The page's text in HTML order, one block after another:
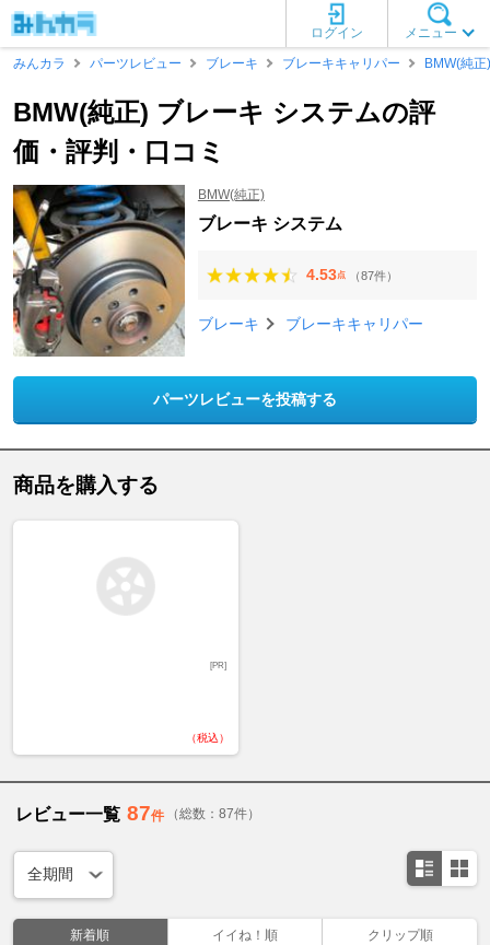
メニュー
ログイン
みんカラ
パーツレビュー ブレーキ ブレーキキャリパー BMW(純正)
BMW(純正) ブレーキ システムの評
価・評判・口コミ
BMW(純正)
ブレーキ システム
4.53点 （87件）
ブレーキ ブレーキキャリパー
パーツレビューを投稿する
商品を購入する
[PR]
（税込）
レビュー一覧 87件 （総数：87件）
新着順 イイね！順 クリップ順